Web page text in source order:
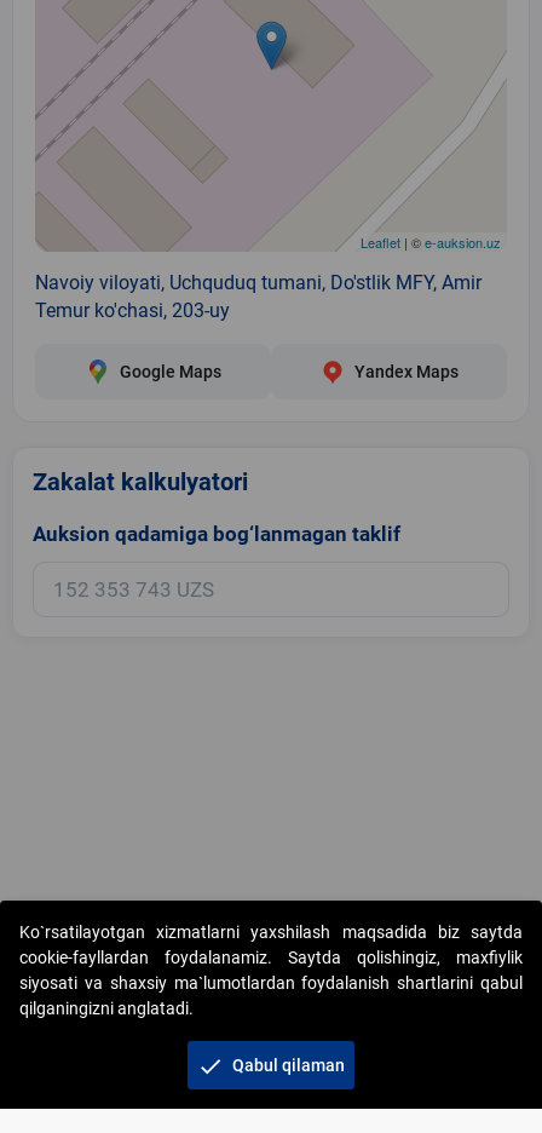
Leaflet | ©e-auksion.uz
Navoiy viloyati, Uchquduq tumani, Do'stlik MFY, Amir
Temur ko'chasi, 203-uy
Google Maps Yandex Maps
Zakalat kalkulyatori
Auksion qadamiga bog‘lanmagan taklif
Copyright © 2017-2026. "Elektron onlayn-auksionlarni tashkil etish"
AJ. Barcha huquqlar himoyalangan
+998 71 202-21-11
Ko`rsatilayotgan xizmatlarni yaxshilash maqsadida biz saytda
cookie-fayllardan foydalanamiz. Saytda qolishingiz, maxfiylik
siyosati va shaxsiy ma`lumotlardan foydalanish shartlarini qabul
qilganingizni anglatadi.
check Qabul qilaman